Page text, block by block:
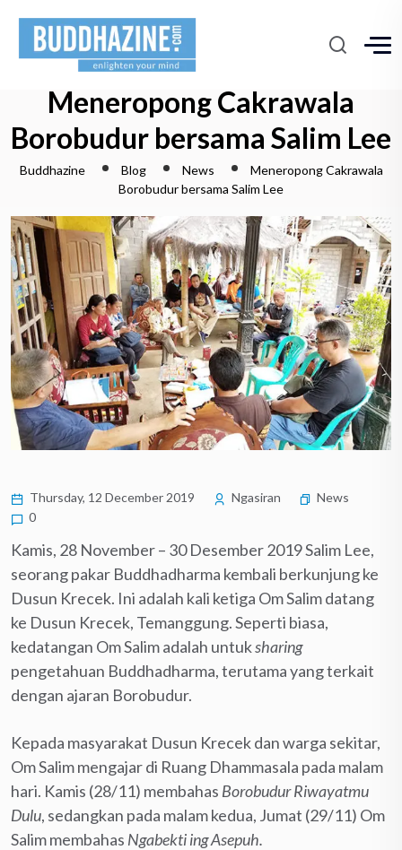
Meneropong Cakrawala
Borobudur bersama Salim Lee
Buddhazine Blog News
Meneropong Cakrawala
Borobudur bersama Salim Lee
Thursday, 12 December 2019 Ngasiran
News
0
Kamis, 28 November – 30 Desember 2019 Salim Lee,
seorang pakar Buddhadharma kembali berkunjung ke
Dusun Krecek. Ini adalah kali ketiga Om Salim datang
ke Dusun Krecek, Temanggung. Seperti biasa,
kedatangan Om Salim adalah untuksharing
pengetahuan Buddhadharma, terutama yang terkait
dengan ajaran Borobudur.
Kepada masyarakat Dusun Krecek dan warga sekitar,
Om Salim mengajar di Ruang Dhammasala pada malam
hari. Kamis (28/11) membahas Borobudur Riwayatmu
Dulu, sedangkan pada malam kedua, Jumat (29/11) Om
Salim membahas Ngabekti ing Asepuh.